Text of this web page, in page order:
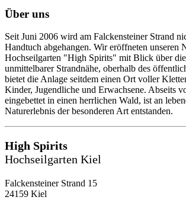
Über uns
Seit Juni 2006 wird am Falckensteiner Strand
Handtuch abgehangen. Wir eröffneten unseren
Hochseilgarten "High Spirits" mit Blick über
unmittelbarer Strandnähe, oberhalb des
bietet die Anlage seitdem einen Ort voller
Kinder, Jugendliche und Erwachsene. Abseits
eingebettet in einen herrlichen Wald, ist an
Naturerlebnis der besonderen Art entstanden.
High Spirits
Hochseilgarten Kiel
Falckensteiner Strand 15
24159 Kiel